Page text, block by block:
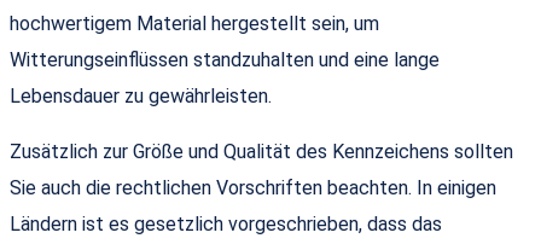
hochwertigem Material hergestellt sein, um
Witterungseinflüssen standzuhalten und eine lange
Lebensdauer zu gewährleisten.
Zusätzlich zur Größe und Qualität des Kennzeichens sollten
Sie auch die rechtlichen Vorschriften beachten. In einigen
Ländern ist es gesetzlich vorgeschrieben, dass das